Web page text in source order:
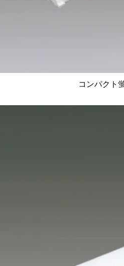
コンパクト